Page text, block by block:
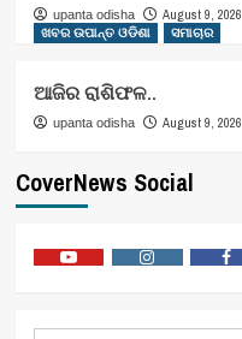
upanta odisha
August 9, 2026
ଖବର ଉପାନ୍ତ ଓଡିଶା
ସମାଚାର
ଆଜିର ରାଶିଫଳ..
upanta odisha August 9, 2026
CoverNews Social